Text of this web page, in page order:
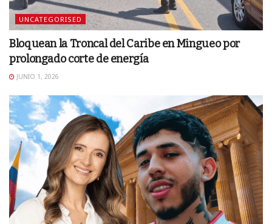
UNCATEGORISED
Bloquean la Troncal del Caribe en Mingueo por
prolongado corte de energía
JUNIO 1, 2026